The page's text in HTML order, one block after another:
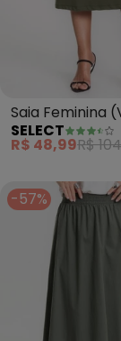
Saia Feminina
SELECT
R$ 48,99R$
-57%